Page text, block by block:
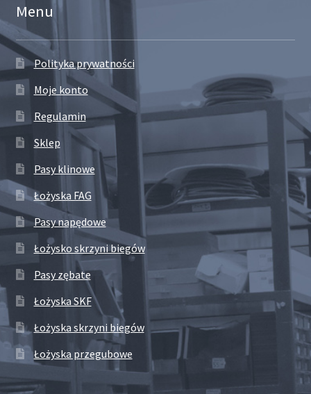
Menu
Polityka prywatności
Moje konto
Regulamin
Sklep
Pasy klinowe
Łożyska FAG
Pasy napędowe
Łożysko skrzyni biegów
Pasy zębate
Łożyska SKF
Łożyska skrzyni biegów
Łożyska przegubowe